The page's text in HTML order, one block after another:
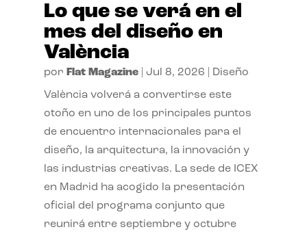
Lo que se verá en el
mes del diseño en
València
por Flat Magazine| Jul 8, 2026 Diseño
València volverá a convertirse este
otoño en uno de los principales puntos
de encuentro internacionales para el
diseño, la arquitectura, la innovación y
las industrias creativas. La sede de ICEX
en Madrid ha acogido la presentación
oficial del programa conjunto que
reunirá entre septiembre y octubre